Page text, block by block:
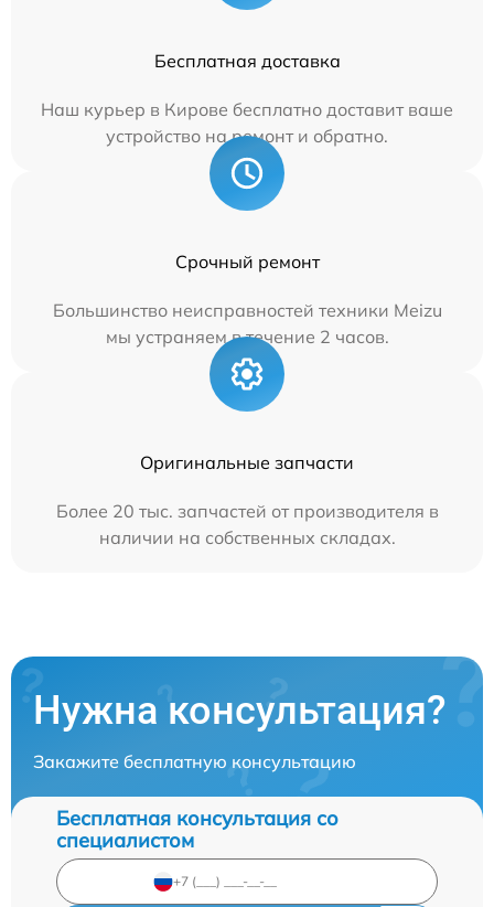
Бесплатная доставка
Наш курьер в Кирове бесплатно доставит ваше
устройство на ремонт и обратно.
Срочный ремонт
Большинство неисправностей техники Meizu
мы устраняем в течение 2 часов.
Оригинальные запчасти
Более 20 тыс. запчастей от производителя в
наличии на собственных складах.
Нужна консультация?
Закажите бесплатную консультацию
Бесплатная консультация со
специалистом